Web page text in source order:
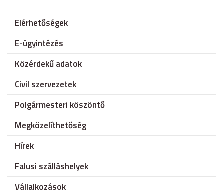
Elérhetőségek
E-ügyintézés
Közérdekű adatok
Civil szervezetek
Polgármesteri köszöntő
Megközelíthetőség
Hírek
Falusi szálláshelyek
Vállalkozások